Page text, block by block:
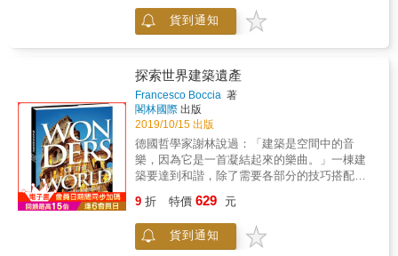
Studio、信義路康宅等代表作著重空間的空間
性，追求極簡的同時亦可讀出理論與實驗意
味；中期與竇騰璜張李玉菁、Aēsop等品牌長
亦成為品牌空間形象的重要推手；而居家設計
以形式融會機能見長，靈動的天花板造型經常
為人所仿效，卻難有能得其三昧者。作品氛圍
由早期如醫院般安靜荒涼的意境，逐漸柔化為
美術館與圖書館的人文知性質地。而一座城市
如何新陳代謝、夙夜更迭，則為其長期關心的
議題。 揭開陸希傑對於空間設計的思考、成
形、實踐過程， 「設計開始之前」‧「從思考到
現場」‧「面對現實」‧「作品作為研究」 15個
ISSUE闡述觀念視角， 36組PROJECT串聯交
織設計脈絡， 10篇VISION從大師的肩膀上看
「合勤共生宅」有別於其他長照機構或養生村
最大的不同，以及最值得被認識的價值 本年鑑
勤共生宅從發想的規畫理念、硬體環境營造、
共生宅軟體機能，到日常生活暨活動設計、專
業照護服務系統及未來推廣願景，所含括之相
關單位及專業人士訪談超過百餘人，此為台灣
當前唯一一個投注全心力打造以高齡人口為主
要服務族群的專業建商「合勤企業」，所正式
發行出版的第一本高齡住宅全記錄，內容扎實
珍貴，對於高齡與長照相關產業之專業人士而
言，極富收藏及參考價值。 年鑑第一輯共分為
第三部「生活」，第四部「照護」，第五部
「推廣與願景」，全書共有三十六篇專文外加
貨到通知
探索世界建築遺產
Francesco Boccia 著
閣林國際 出版
2019/10/15 出版
德國哲學家謝林說過：「建築是空間中的音
樂，因為它是一首凝結起來的樂曲。」一棟建
築要達到和諧，除了需要各部分的技巧搭配、
在表達的自由與實際的限制之間取得平衡，有
能力在可能性與現實性之間架起一道橋梁。 所
以，偉大的建築在人類歷史的長河裡，始終呈
9 折 特價 629 元
貨到通知